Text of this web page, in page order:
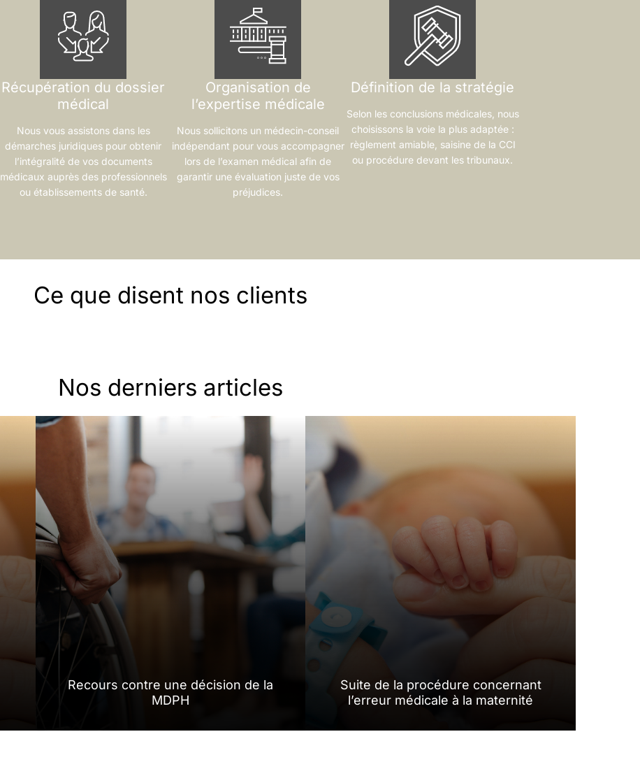
Récupération du dossier
médical
Nous vous assistons dans les
démarches juridiques pour obtenir
l’intégralité de vos documents
médicaux auprès des professionnels
ou établissements de santé.
Organisation de
l’expertise médicale
Nous sollicitons un médecin-conseil
indépendant pour vous accompagner
lors de l’examen médical afin de
garantir une évaluation juste de vos
préjudices.
Définition de la stratégie
Selon les conclusions médicales, nous
choisissons la voie la plus adaptée :
règlement amiable, saisine de la CCI
ou procédure devant les tribunaux.
Ce que disent nos clients
Nos derniers articles
Recours contre une décision de la
MDPH
Suite de la procédure concernant
l’erreur médicale à la maternité